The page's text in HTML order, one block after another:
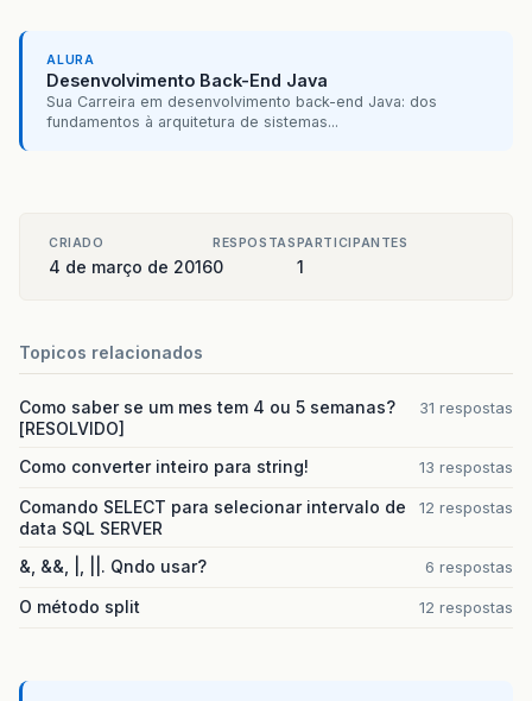
ALURA
Desenvolvimento Back-End Java
Sua Carreira em desenvolvimento back-end Java: dos
fundamentos à arquitetura de sistemas...
CRIADO
4 de março de 2016
RESPOSTAS
0
PARTICIPANTES
1
Topicos relacionados
Como saber se um mes tem 4 ou 5 semanas?
[RESOLVIDO]
31 respostas
Como converter inteiro para string! 13 respostas
Comando SELECT para selecionar intervalo de
data SQL SERVER
12 respostas
&, &&, |, ||. Qndo usar? 6 respostas
O método split 12 respostas